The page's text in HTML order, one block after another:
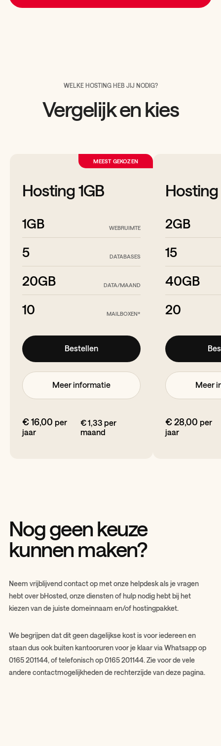
WELKE HOSTING HEB JIJ NODIG?
Vergelijk en kies
MEEST GEKOZEN
Hosting 1GB
1GB WEBRUIMTE
5 DATABASES
20GB DATA/MAAND
10 MAILBOXEN*
Bestellen
Meer informatie
€ 16,00 per
jaar
€ 1,33 per
maand
Hosting
2GB
15
40GB
20
Meer
€ 28,00 per
jaar
Nog geen keuze
kunnen maken?
Neem vrijblijvend contact op met onze helpdesk als je vragen
hebt over bHosted, onze diensten of hulp nodig hebt bij het
kiezen van de juiste domeinnaam en/of hostingpakket.
We begrijpen dat dit geen dagelijkse kost is voor iedereen en
staan dus ook buiten kantooruren voor je klaar via Whatsapp op
0165 201144, of telefonisch op 0165 201144. Zie voor de vele
andere contactmogelijkheden de rechterzijde van deze pagina.